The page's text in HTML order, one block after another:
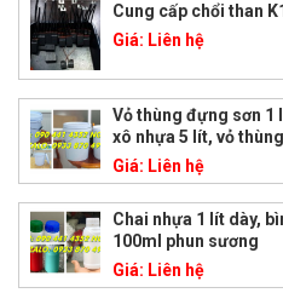
Cung cấp chổi than
Giá: Liên hệ
Vỏ thùng đựng sơn 1
xô nhựa 5 lít, vỏ
Giá: Liên hệ
Chai nhựa 1 lít dày,
100ml phun sương
Giá: Liên hệ